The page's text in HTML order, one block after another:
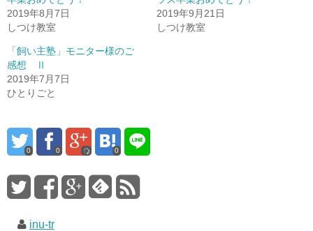
2019年8月7日
しつけ教室
2019年9月21日
しつけ教室
「飼い主塾」モニター様のご
感想 Ⅱ
2019年7月7日
ひとりごと
0 0 0
inu-tr